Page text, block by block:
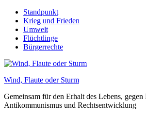
Skip
content
Standpunkt
Krieg und Frieden
Umwelt
Flüchtlinge
Bürgerrechte
Wind, Flaute oder Sturm
Gemeinsam für den Erhalt des Lebens, gegen
Antikommunismus und Rechtsentwicklung